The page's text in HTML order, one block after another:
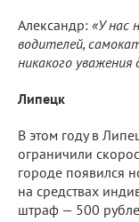
Александр: «У нас
водителей,
никакого уважения
Липецк
В этом году в
ограничили
городе появился
на средствах
штраф — 500